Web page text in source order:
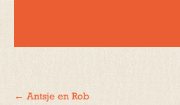
← Antsje en Rob